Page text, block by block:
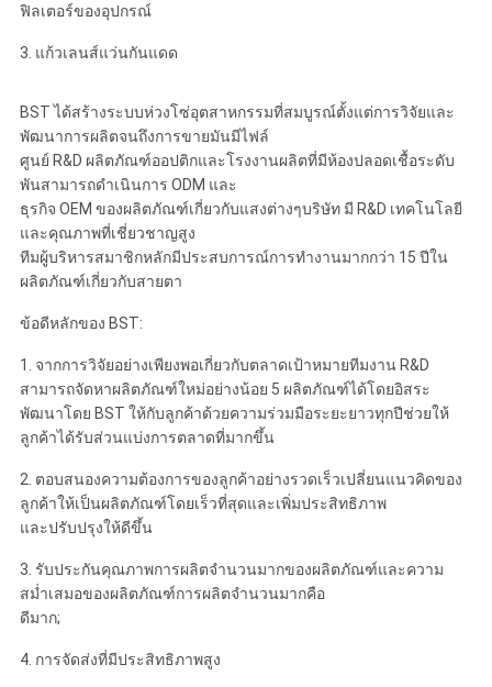
ฟิลเตอร์ของอุปกรณ์
3. แก้วเลนส์แว่นกันแดด
BST ได้สร้างระบบห่วงโซ่อุตสาหกรรมที่สมบูรณ์ตั้งแต่การวิจัยและ
พัฒนาการผลิตจนถึงการขายมันมีไฟล์
ศูนย์ R&D ผลิตภัณฑ์ออปติกและโรงงานผลิตที่มีห้องปลอดเชื้อระดับ
พันสามารถดำเนินการ ODM และ
ธุรกิจ OEM ของผลิตภัณฑ์เกี่ยวกับแสงต่างๆบริษัท มี R&D เทคโนโลยี
และคุณภาพที่เชี่ยวชาญสูง
ทีมผู้บริหารสมาชิกหลักมีประสบการณ์การทำงานมากกว่า 15 ปีใน
ผลิตภัณฑ์เกี่ยวกับสายตา
ข้อดีหลักของ BST:
1. จากการวิจัยอย่างเพียงพอเกี่ยวกับตลาดเป้าหมายทีมงาน R&D
สามารถจัดหาผลิตภัณฑ์ใหม่อย่างน้อย 5 ผลิตภัณฑ์ได้โดยอิสระ
พัฒนาโดย BST ให้กับลูกค้าด้วยความร่วมมือระยะยาวทุกปีช่วยให้
ลูกค้าได้รับส่วนแบ่งการตลาดที่มากขึ้น
2. ตอบสนองความต้องการของลูกค้าอย่างรวดเร็วเปลี่ยนแนวคิดของ
ลูกค้าให้เป็นผลิตภัณฑ์โดยเร็วที่สุดและเพิ่มประสิทธิภาพ
และปรับปรุงให้ดีขึ้น
3. รับประกันคุณภาพการผลิตจำนวนมากของผลิตภัณฑ์และความ
สม่ำเสมอของผลิตภัณฑ์การผลิตจำนวนมากคือ
ดีมาก;
4. การจัดส่งที่มีประสิทธิภาพสูง